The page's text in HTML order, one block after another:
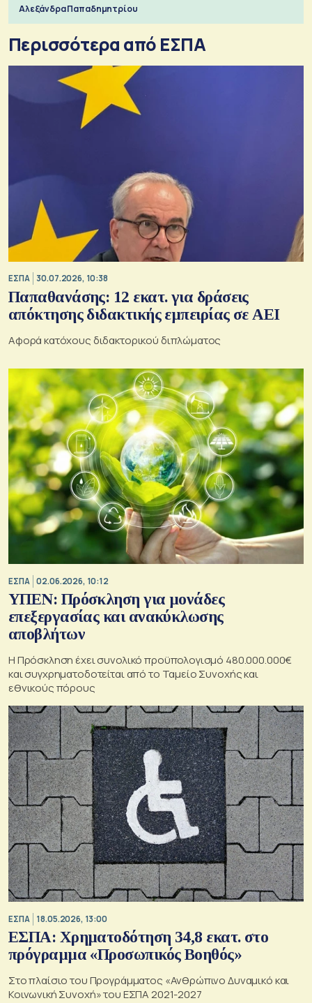
Αλεξάνδρα Παπαδημητρίου
Περισσότερα από ΕΣΠΑ
ΕΣΠΑ 30.07.2026, 10:38
Παπαθανάσης: 12 εκατ. για δράσεις
απόκτησης διδακτικής εμπειρίας σε ΑΕΙ
Αφορά κατόχους διδακτορικού διπλώματος
ΕΣΠΑ 02.06.2026, 10:12
ΥΠΕΝ: Πρόσκληση για μονάδες
επεξεργασίας και ανακύκλωσης
αποβλήτων
Η Πρόσκληση έχει συνολικό προϋπολογισμό 480.000.000€
και συγχρηματοδοτείται από το Ταμείο Συνοχής και
εθνικούς πόρους
ΕΣΠΑ 18.05.2026, 13:00
ΕΣΠΑ: Χρηματοδότηση 34,8 εκατ. στο
πρόγραμμα «Προσωπικός Βοηθός»
Στο πλαίσιο του Προγράμματος «Ανθρώπινο Δυναμικό και
Κοινωνική Συνοχή» του ΕΣΠΑ 2021-2027